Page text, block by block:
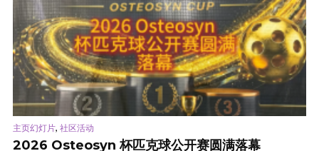
主页幻灯片, 社区活动
2026 Osteosyn 杯匹克球公开赛圆满落幕